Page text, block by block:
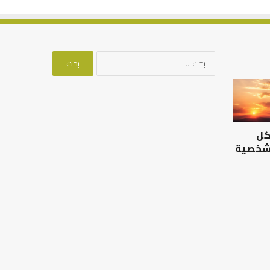
التوازن
بين
عمل
الدنيا
الآخرة
شخصية
البحث